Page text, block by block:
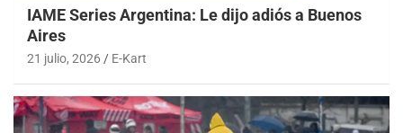
IAME Series Argentina: Le dijo adiós a Buenos
Aires
21 julio, 2026 E-Kart